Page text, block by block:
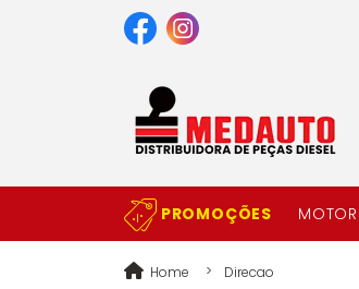
PROMOÇÕES MOTOR
Home Direcao